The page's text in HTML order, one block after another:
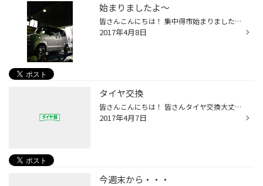
始まりましたよ～
皆さんこんにちは！ 集中得市始まりましたよ～ 朝から沢山のご来店ありがとうございます！ N－BOX様のアライメント かなり昔のビートル！ 渋いですね！！かっこいい！ 今日から23日まで開催しておりますので ご来店お待ちしております！！ 僕とタイヤの話からたわいない会話もしに来てください（笑）
2017年4月8日
タイヤ交換
皆さんこんにちは！ 皆さんタイヤ交換大丈夫ですか？？ これから交換しようかな～とお考えのかた！！ お早めにご予約しないとドンドン予約がうまってしまいます～ なのでご予約はおはやめに！！ あ、それと明日から集中得市になります。 6月から値上げになりますので、その前のこのお買い得な期間に...
2017年4月7日
今週末から・・・